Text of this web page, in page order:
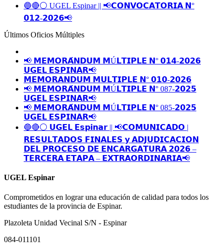
🔵🔴⚪️ UGEL Espinar || 📢𝗖𝗢𝗡𝗩𝗢𝗖𝗔𝗧𝗢𝗥𝗜𝗔 𝗡°
𝟬𝟭𝟮-𝟮𝟬𝟮𝟲📢
Últimos Oficios Múltiples
📢 𝗠𝗘𝗠𝗢𝗥𝗔́𝗡𝗗𝗨𝗠 𝗠Ú𝗟𝗧𝗜𝗣𝗟𝗘 𝗡° 𝟬𝟭𝟰-𝟮𝟬𝟮𝟲
𝗨𝗚𝗘𝗟 𝗘𝗦𝗣𝗜𝗡𝗔𝗥📢
𝗠𝗘𝗠𝗢𝗥𝗔𝗡𝗗𝗨𝗠 𝗠𝗨𝗟𝗧𝗜𝗣𝗟𝗘 𝗡° 𝟬𝟭𝟬-𝟮𝟬𝟮𝟲
📢 𝗠𝗘𝗠𝗢𝗥𝗔́𝗡𝗗𝗨𝗠 𝗠Ú𝗟𝗧𝗜𝗣𝗟𝗘 𝗡° 087-𝟮𝟬𝟮𝟱
𝗨𝗚𝗘𝗟 𝗘𝗦𝗣𝗜𝗡𝗔𝗥📢
📢 𝗠𝗘𝗠𝗢𝗥𝗔́𝗡𝗗𝗨𝗠 𝗠Ú𝗟𝗧𝗜𝗣𝗟𝗘 𝗡° 085-𝟮𝟬𝟮𝟱
𝗨𝗚𝗘𝗟 𝗘𝗦𝗣𝗜𝗡𝗔𝗥📢
🔵🔴⚪️ 𝗨𝗚𝗘𝗟 𝗘𝘀𝗽𝗶𝗻𝗮𝗿 || 📢𝗖𝗢𝗠𝗨𝗡𝗜𝗖𝗔𝗗𝗢 |
𝗥𝗘𝗦𝗨𝗟𝗧𝗔𝗗𝗢𝗦 𝗙𝗜𝗡𝗔𝗟𝗘𝗦 𝘆 𝗔𝗗𝗝𝗨𝗗𝗜𝗖𝗔𝗖𝗜𝗢𝗡
𝗗𝗘𝗟 𝗣𝗥𝗢𝗖𝗘𝗦𝗢 𝗗𝗘 𝗘𝗡𝗖𝗔𝗥𝗚𝗔𝗧𝗨𝗥𝗔 𝟮𝟬𝟮𝟲 –
𝗧𝗘𝗥𝗖𝗘𝗥𝗔 𝗘𝗧𝗔𝗣𝗔 – 𝗘𝗫𝗧𝗥𝗔𝗢𝗥𝗗𝗜𝗡𝗔𝗥𝗜𝗔📢
UGEL Espinar
Comprometidos en lograr una educación de calidad para todos los
estudiantes de la provincia de Espinar.
Plazoleta Unidad Vecinal S/N - Espinar
084-011101